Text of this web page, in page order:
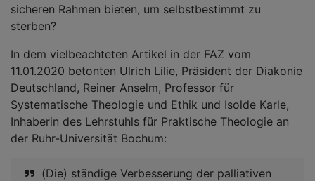
sicheren Rahmen bieten, um selbstbestimmt zu
sterben?
In dem vielbeachteten Artikel in der FAZ vom
11.01.2020 betonten Ulrich Lilie, Präsident der Diakonie
Deutschland, Reiner Anselm, Professor für
Systematische Theologie und Ethik und Isolde Karle,
Inhaberin des Lehrstuhls für Praktische Theologie an
der Ruhr-Universität Bochum:
(Die) ständige Verbesserung der palliativen